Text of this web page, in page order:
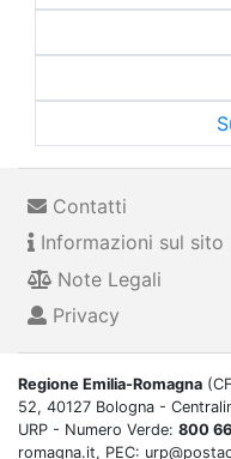
Contatti
Informazioni sul sito
Note Legali
Privacy
Regione Emilia-Romagna
52, 40127 Bologna -
URP - Numero Verde: 800
romagna.it, PEC: